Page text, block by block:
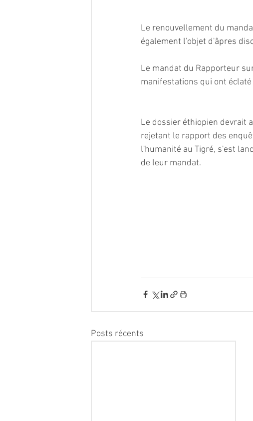
Le renouvellement du
également l'objet d'âpres
Le mandat du Rapporteur
manifestations qui ont
Le dossier éthiopien devrait
rejetant le rapport des
l'humanité au Tigré, s'est
de leur mandat.
Posts récents